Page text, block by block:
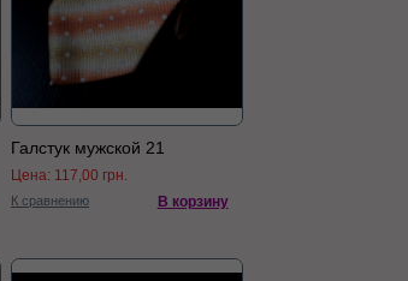
Галстук мужской 21
Цена: 117,00 грн.
К сравнению В корзину